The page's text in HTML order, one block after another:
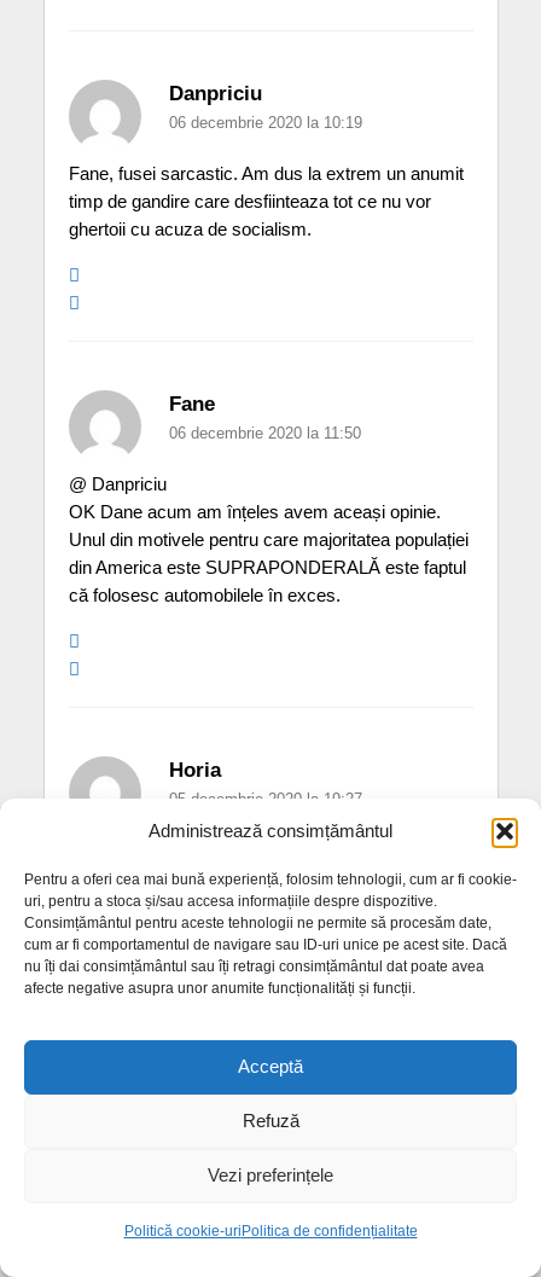
Administrează consimțământul
Pentru a oferi cea mai bună experiență, folosim tehnologii, cum ar fi cookie-
uri, pentru a stoca și/sau accesa informațiile despre dispozitive.
Consimțământul pentru aceste tehnologii ne permite să procesăm date,
cum ar fi comportamentul de navigare sau ID-uri unice pe acest site. Dacă
nu îți dai consimțământul sau îți retragi consimțământul dat poate avea
afecte negative asupra unor anumite funcționalități și funcții.
Acceptă
Refuză
Vezi preferințele
Politică cookie-uriPolitica de confidențialitate
Danpriciu
06 decembrie 2020 la 10:19
Fane, fusei sarcastic. Am dus la extrem un anumit
timp de gandire care desfiinteaza tot ce nu vor
ghertoii cu acuza de socialism.
Fane
06 decembrie 2020 la 11:50
@ Danpriciu
OK Dane acum am înțeles avem aceași opinie.
Unul din motivele pentru care majoritatea populației
din America este SUPRAPONDERALĂ este faptul
că folosesc automobilele în exces.
Horia
05 decembrie 2020 la 19:27
fie chemați în fața instanței nu numai soferul ci și
primarul și consilieri locali care nu au vrut sau nu
au putut să facă pistele de biciclete.
Biciclisti platiti taxe pe bicicleta si apoi emiteti
drepturi egale fara investitie !